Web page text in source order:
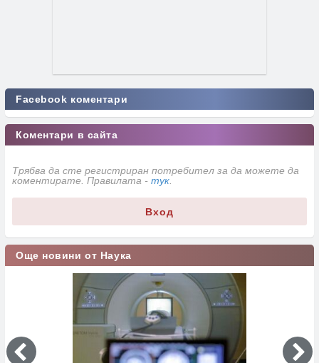
Facebook коментари
Коментари в сайта
Трябва да сте регистриран потребител за да можете да
коментирате. Правилата - тук
Вход
Още новини от Наука